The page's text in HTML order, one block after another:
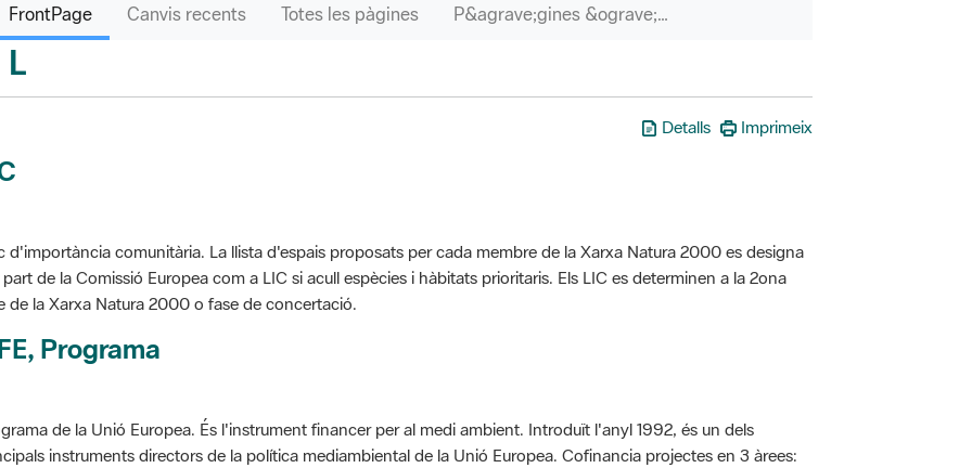
FrontPage Canvis recents Totes les pàgines P&agrave;gines &ograve;rfenes
L
Detalls Imprimeix
d'importància comunitària. La llista d'espais proposats per cada membre de la Xarxa Natura 2000 es designa
de la Comissió Europea com a LIC si acull espècies i hàbitats prioritaris. Els LIC es determinen a la 2ona
de la Xarxa Natura 2000 o fase de concertació.
Programa
de la Unió Europea. És l'instrument financer per al medi ambient. Introduït l'anyl 1992, és un dels
instruments directors de la política mediambiental de la Unió Europea. Cofinancia projectes en 3 àrees: